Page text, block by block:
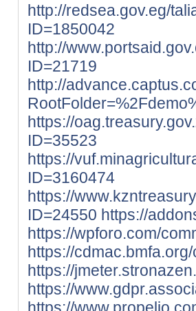
http://redsea.gov.eg/
ID=1850042
http://
ID=21719
http://
https://
ID=35523
https://
ID=3160474
https://
ID=24550 https://
https://wpforo.com/
https://
https://
https://
https://